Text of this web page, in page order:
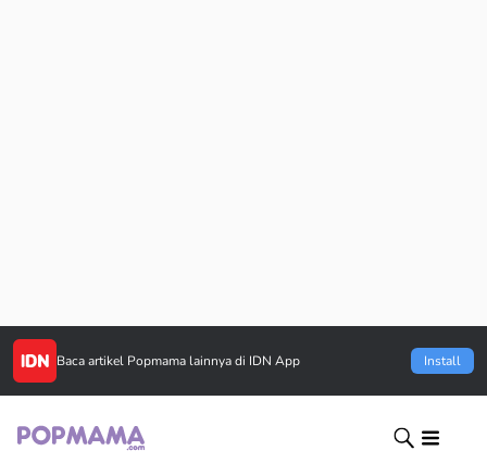
Baca artikel Popmama lainnya di IDN App Install